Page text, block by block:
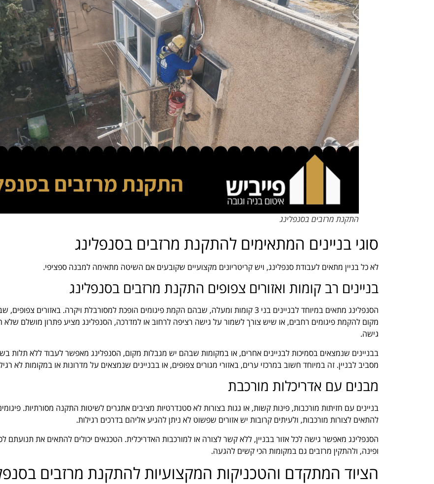
התקנת מרזבים בסנפלינג
סוגי בניינים המתאימים להתקנת מרזבים בסנפלינג
לא כל בניין מתאים לעבודת סנפלינג, ויש קריטריונים מקצועיים שקובעים אם השיטה מתאימה למבנה ספציפי.
בניינים רב קומות ואזורים צפופים התקנת מרזבים בסנפלינג
הסנפלינג מתאים במיוחד לבניינים בני 3 קומות ומעלה, שבהם הקמת פיגומים הופכת למסורבלת ויקרה. באזורים
מקום להקמת פיגומים רחבים, או שיש צורך לשמור על גישה רציפה לרחוב או למדרכה, הסנפלינג מציע פתרון מושלם שלא
גישה.
בבניינים שנמצאים בסמיכות לבניינים אחרים, או במקומות שבהם יש מגבלות מקום, הסנפלינג מאפשר לעבוד ללא תלות
מסביב לבניין. זה במיוחד חשוב במרכזי ערים, באזורי מגורים צפופים, או בבניינים שנמצאים על מדרונות או במקומות לא
מבנים עם אדריכלות מורכבת
בניינים עם חזיתות מורכבות, פינות קשות, או גגות בצורות לא סטנדרטיות מציבים אתגרים לשיטות התקנה מסורתיות.
להתאים לצורות מורכבות, ולעיתים קרובות יש אזורים שפשוט לא ניתן להגיע אליהם בדרכים רגילות.
הסנפלינג מאפשר גישה לכל אזור בבניין, ללא קשר לצורה או למורכבות האדריכלית. הטכנאים יכולים להתאים את תנועתם
ופינה, ולהתקין מרזבים גם במקומות הכי קשים להגעה.
הציוד המתקדם והטכניקות המקצועיות להתקנת מרזבים